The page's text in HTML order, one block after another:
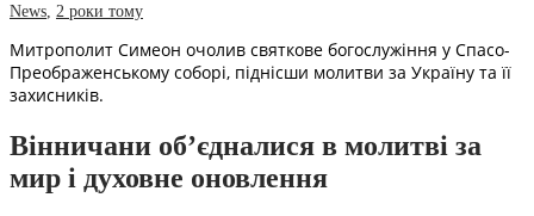
News 2 роки тому
Митрополит Симеон очолив святкове богослужіння у Спасо-
Преображенському соборі, піднісши молитви за Україну та її
захисників.
Вінничани об’єдналися в молитві за
мир і духовне оновлення